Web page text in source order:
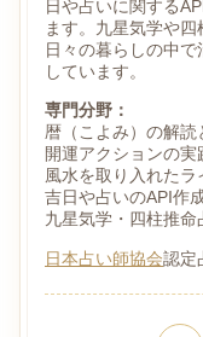
日や占いに関する
ます。九星気学や四
日々の暮らしの中
しています。
専門分野：
暦（こよみ）の解読
開運アクションの実
風水を取り入れたラ
吉日や占いのAPI作
九星気学・四柱推命
日本占い師協会認定